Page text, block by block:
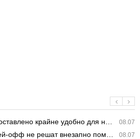
08.07
крайне удобно для нашего часово…
08.07
решат внезапно поменять. https:/…